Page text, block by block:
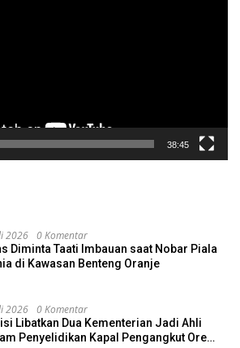
38:45
2026 0 Komentar
Diminta Taati Imbauan saat Nobar Piala
di Kawasan Benteng Oranje
2026 0 Komentar
Libatkan Dua Kementerian Jadi Ahli
Penyelidikan Kapal Pengangkut Ore